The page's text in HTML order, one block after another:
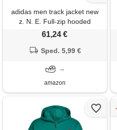
adidas men track jacket new
z. N. E. Full-zip hooded
61,24 €
Sped. 5,99 €
--
amazon